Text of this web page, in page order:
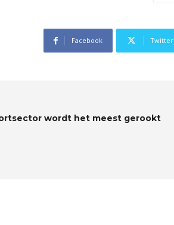
Facebook Twitter
wordt het meest gerookt